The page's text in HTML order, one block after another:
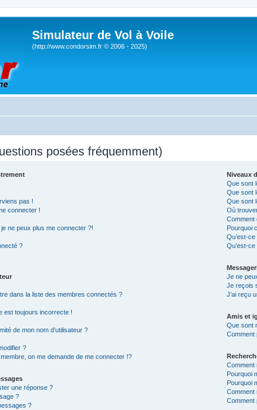
Simulateur de Vol à Voile
(http://www.condorsim.fr © 2006 - 2025)
posées fréquemment)
pas !
connecter !
ne peux plus me connecter ?!
?
dans la liste des membres connectés ?
est toujours incorrecte !
de mon nom d’utilisateur ?
?
membre, on me demande de me connecter !?
une réponse ?
?
?
Niveaux
Que sont
Que sont
Que sont
Où
Comment
Pourquoi
Qu’est-
Qu’est-ce
Je ne
Je reçois
J’ai reçu
Amis et
Que sont
Comment
Comment
Pourquoi
Pourquoi
Comment
Comment